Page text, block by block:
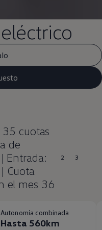
eléctrico
cuotas
de
Entrada:
Cuota
el mes 36
2 3
Autonomía combinada
Hasta 560km